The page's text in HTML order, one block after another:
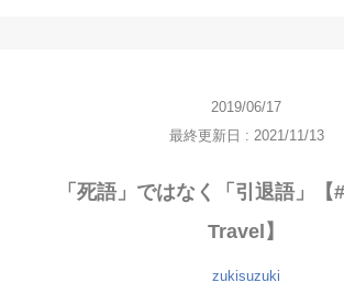
2019/06/17
最終更新日 : 2021/11/13
「死語」ではなく「引退語」
Travel】
zukisuzuki